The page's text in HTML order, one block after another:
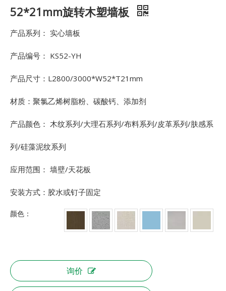
52*21mm旋转木塑墙板
产品系列： 实心墙板
产品编号： KS52-YH
产品尺寸：L2800/3000*W52*T21mm
材质：聚氯乙烯树脂粉、碳酸钙、添加剂
产品颜色： 木纹系列/大理石系列/布料系列/皮革系列/肤感系
列/硅藻泥纹系列
应用范围： 墙壁/天花板
安装方式：胶水或钉子固定
颜色：
询价